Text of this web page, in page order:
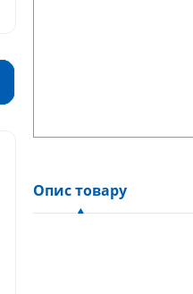
Опис товару